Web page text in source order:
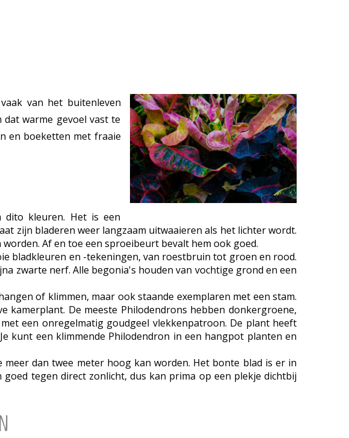
van het buitenleven
warme gevoel vast te
en boeketten met fraaie
dito kleuren. Het is een
zijn bladeren weer langzaam uitwaaieren als het lichter wordt.
Af en toe een sproeibeurt bevalt hem ook goed.
bladkleuren en -tekeningen, van roestbruin tot groen en rood.
zwarte nerf. Alle begonia's houden van vochtige grond en een
of klimmen, maar ook staande exemplaren met een stam.
De meeste Philodendrons hebben donkergroene,
een onregelmatig goudgeel vlekkenpatroon. De plant heeft
kunt een klimmende Philodendron in een hangpot planten en
dan twee meter hoog kan worden. Het bonte blad is er in
tegen direct zonlicht, dus kan prima op een plekje dichtbij